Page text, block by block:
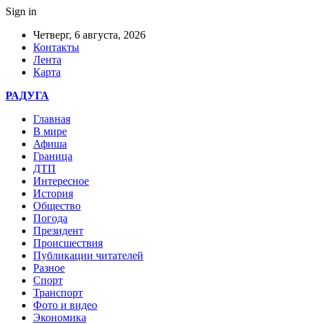
Sign in
Четверг, 6 августа, 2026
Контакты
Лента
Карта
РАДУГА
Главная
В мире
Афиша
Граница
ДТП
Интересное
История
Общество
Погода
Президент
Происшествия
Публикации читателей
Разное
Спорт
Транспорт
Фото и видео
Экономика